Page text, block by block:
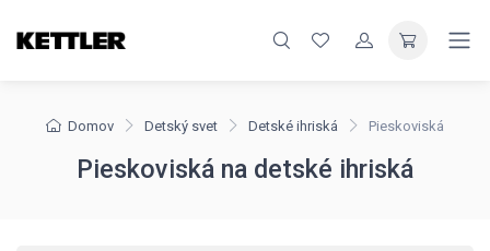
Domov Detský svet Detské ihriská Pieskoviská
Pieskoviská na detské ihriská